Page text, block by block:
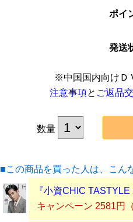
ポイ
発送
※中国国内向けＤ
注意事項と ご返品
数量
■この商品を買った人は、こん
『小資CHIC
キャンペーン 2581円